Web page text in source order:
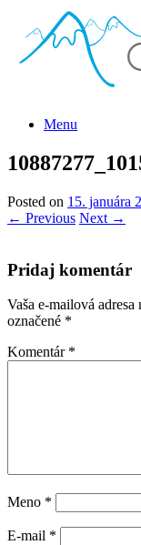
Menu
Posted on 15. januára
← Previous Next →
Pridaj komentár
Vaša e-mailová adresa
označené *
Komentár *
Meno *
E-mail *